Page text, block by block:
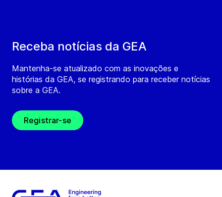
Receba notícias da GEA
Mantenha-se atualizado com as inovações e
histórias da GEA, se registrando para receber notícias
sobre a GEA.
Registrar-se